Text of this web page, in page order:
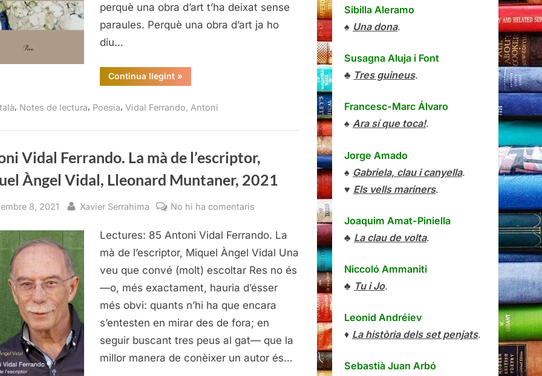
Vidal
Ferrando,
perquè una obra d’art t’ha deixat sense
paraules. Perquè una obra d’art ja ho
diu…
Continua llegint“Si
entra
tendré
Ferrando,
Edicions
2022”
»
, Notes de lectura, Poesia, Vidal Ferrando, Antoni
Vidal Ferrando. La mà de l’escriptor,
Àngel Vidal, Lleonard Muntaner, 2021
8, 2021 By
Xavier Serrahima No hi ha comentaris
Vidal
Ferrando.
La
mà
l’escriptor,
Miquel
Àngel
Vidal,
Lectures: 85 Antoni Vidal Ferrando. La
mà de l’escriptor, Miquel Àngel Vidal Una
veu que convé (molt) escoltar Res no és
—o, més exactament, hauria d’ésser
més obvi: quants n’hi ha que encara
s’entesten en mirar des de fora; en
seguir buscant tres peus al gat— que la
millor manera de conèixer un autor és…
Sibilla Aleramo
♠ Una dona.
Susagna Aluja i Font
♣ Tres guineus.
Francesc-Marc Álvaro
♠ Ara sí que toca!.
Jorge Amado
♠ Gabriela, clau i canyella.
♥ Els vells mariners.
Joaquim Amat-Piniella
♣ La clau de volta.
Niccoló Ammaniti
♣ Tu i Jo.
Leonid Andréiev
♦ La història dels set penjats.
Sebastià Juan Arbó